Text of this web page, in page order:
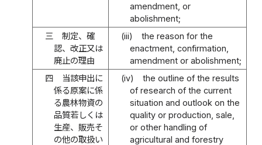
amendment, or
abolishment;
三
制定、確
認、改正又は
廃止の理由
(iii)
the reason for the
enactment, confirmation,
amendment or abolishment;
四
当該申出に
係る原案に係
る農林物資の
品質若しくは
生産、販売そ
の他の取扱い
(iv)
the outline of the results
of research of the current
situation and outlook on the
quality or production, sale,
or other handling of
agricultural and forestry